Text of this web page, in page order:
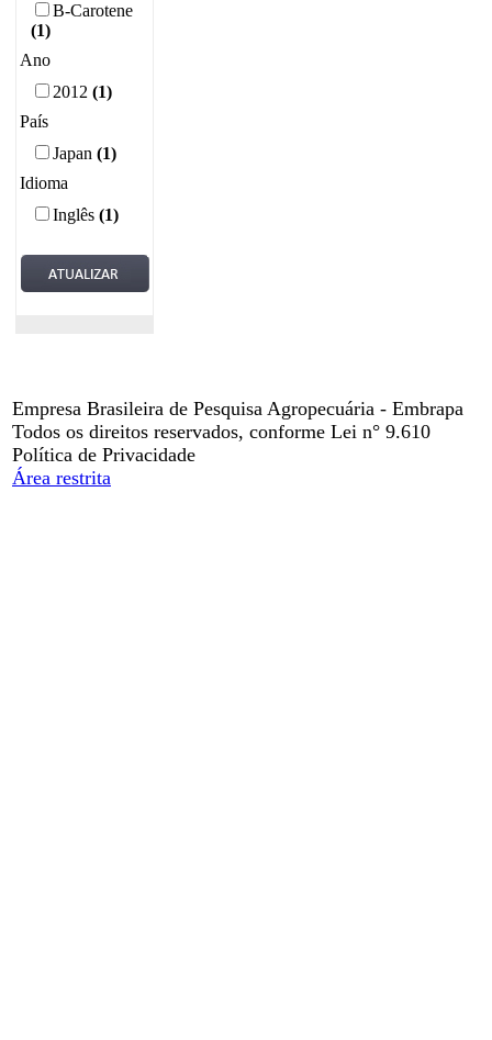
Β-Carotene
(1)
Ano
2012 (1)
País
Japan (1)
Idioma
Inglês (1)
Empresa Brasileira de Pesquisa Agropecuária - Embrapa
Todos os direitos reservados, conforme Lei n° 9.610
Política de Privacidade
Área restrita